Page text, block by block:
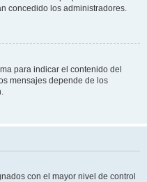
concedido los administradores.
para indicar el contenido del
mensajes depende de los
con el mayor nivel de control